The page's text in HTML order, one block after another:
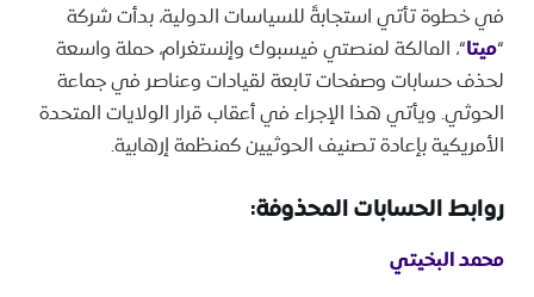
في خطوة تأتي استجابةً للسياسات الدولية، بدأت شركة
“ميتا“، المالكة لمنصتي فيسبوك وإنستغرام، حملة واسعة
لحذف حسابات وصفحات تابعة لقيادات وعناصر في جماعة
الحوثي. ويأتي هذا الإجراء في أعقاب قرار الولايات المتحدة
الأمريكية بإعادة تصنيف الحوثيين كمنظمة إرهابية.
روابط الحسابات المحذوفة:
محمد البخيتي